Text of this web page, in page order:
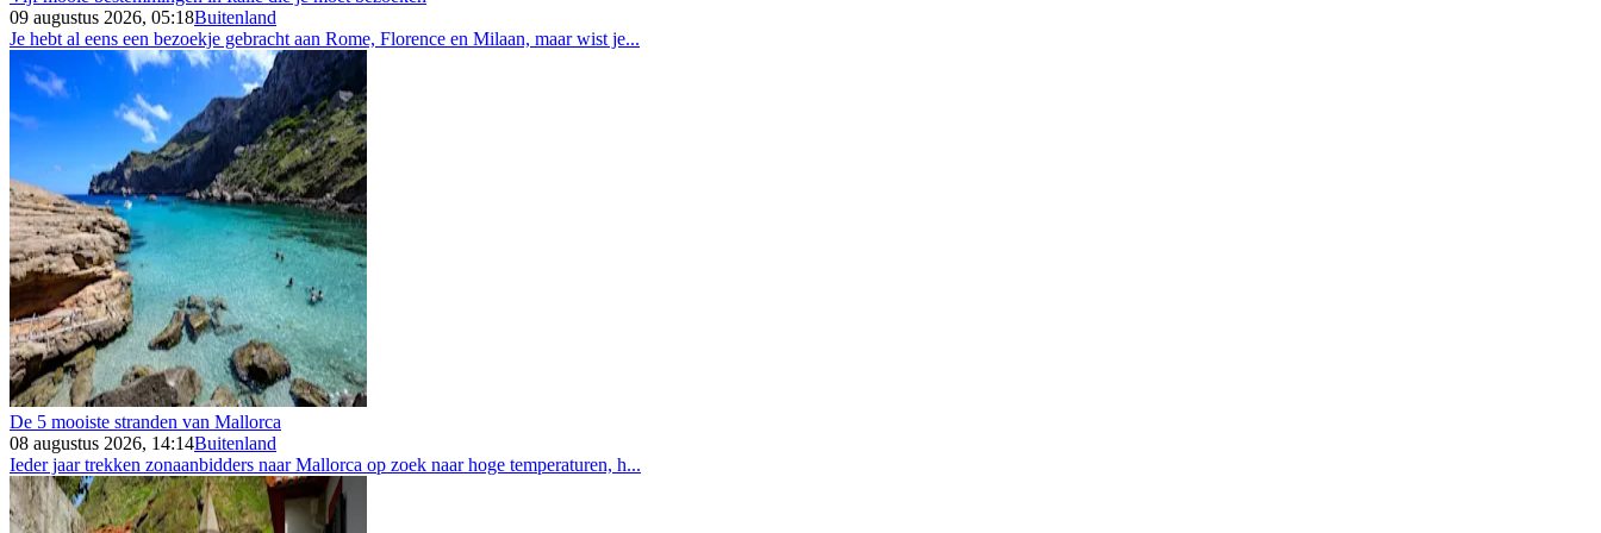
09 augustus 2026, 05:18Buitenland
Je hebt al eens een bezoekje gebracht aan Rome, Florence en Milaan, maar wist je...
De 5 mooiste stranden van Mallorca
08 augustus 2026, 14:14Buitenland
Ieder jaar trekken zonaanbidders naar Mallorca op zoek naar hoge temperaturen, h...